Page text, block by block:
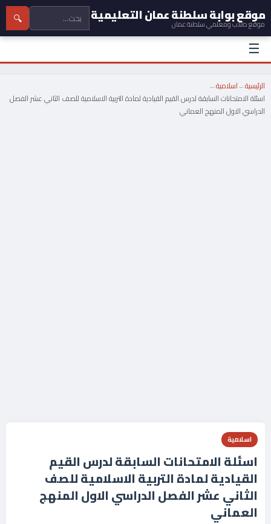
موقع بوابة سلطنة عمان التعليمية
موقع طلاب ومعلمي سلطنة عمان 🔍
☰
الرئيسية←اسلامية←
اسئلة الامتحانات السابقة لدرس القيم القيادية لمادة التربية الاسلامية للصف الثاني عشر الفصل
الدراسي الاول المنهج العماني
اسلامية
اسئلة الامتحانات السابقة لدرس القيم
القيادية لمادة التربية الاسلامية للصف
الثاني عشر الفصل الدراسي الاول المنهج
العماني